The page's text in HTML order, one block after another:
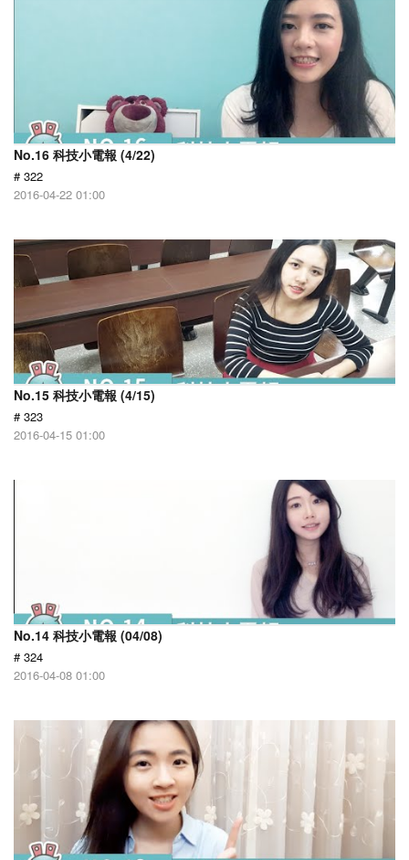
No.16 科技小電報 (4/22)
# 322
2016-04-22 01:00
No.15 科技小電報 (4/15)
# 323
2016-04-15 01:00
No.14 科技小電報 (04/08)
# 324
2016-04-08 01:00